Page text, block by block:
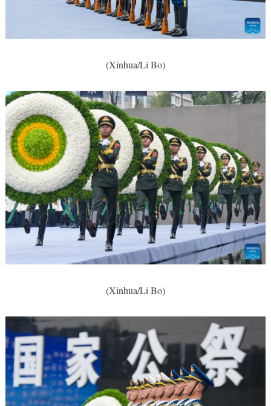
(Xinhua/Li Bo)
(Xinhua/Li Bo)